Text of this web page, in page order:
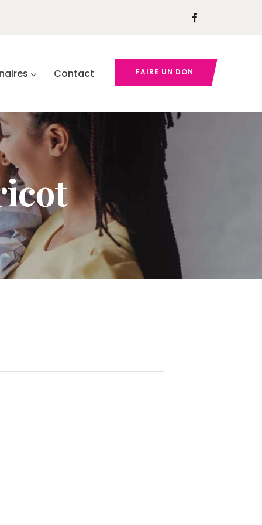
Contact FAIRE UN DON